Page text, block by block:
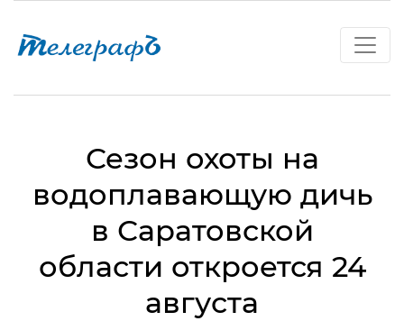
Сезон охоты на
водоплавающую дичь
в Саратовской
области откроется 24
августа